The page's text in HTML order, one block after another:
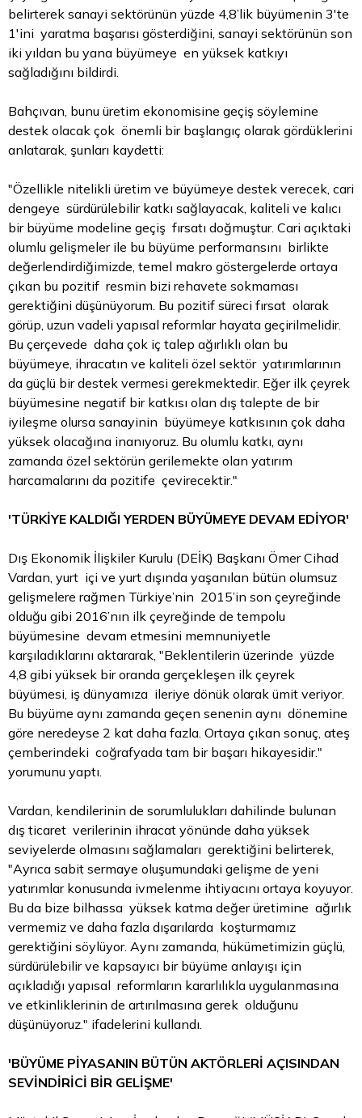
belirterek sanayi sektörünün yüzde 4,8’lik büyümenin 3'te
1'ini yaratma başarısı gösterdiğini, sanayi sektörünün son
iki yıldan bu yana büyümeye en yüksek katkıyı
sağladığını bildirdi.
Bahçıvan, bunu üretim ekonomisine geçiş söylemine
destek olacak çok önemli bir başlangıç olarak gördüklerini
anlatarak, şunları kaydetti:
"Özellikle nitelikli üretim ve büyümeye destek verecek, cari
dengeye sürdürülebilir katkı sağlayacak, kaliteli ve kalıcı
bir büyüme modeline geçiş fırsatı doğmuştur. Cari açıktaki
olumlu gelişmeler ile bu büyüme performansını birlikte
değerlendirdiğimizde, temel makro göstergelerde ortaya
çıkan bu pozitif resmin bizi rehavete sokmaması
gerektiğini düşünüyorum. Bu pozitif süreci fırsat olarak
görüp, uzun vadeli yapısal reformlar hayata geçirilmelidir.
Bu çerçevede daha çok iç talep ağırlıklı olan bu
büyümeye, ihracatın ve kaliteli özel sektör yatırımlarının
da güçlü bir destek vermesi gerekmektedir. Eğer ilk çeyrek
büyümesine negatif bir katkısı olan dış talepte de bir
iyileşme olursa sanayinin büyümeye katkısının çok daha
yüksek olacağına inanıyoruz. Bu olumlu katkı, aynı
zamanda özel sektörün gerilemekte olan yatırım
harcamalarını da pozitife çevirecektir."
'TÜRKİYE KALDIĞI YERDEN BÜYÜMEYE DEVAM EDİYOR'
Dış Ekonomik İlişkiler Kurulu (DEİK) Başkanı Ömer Cihad
Vardan, yurt içi ve yurt dışında yaşanılan bütün olumsuz
gelişmelere rağmen Türkiye’nin 2015’in son çeyreğinde
olduğu gibi 2016’nın ilk çeyreğinde de tempolu
büyümesine devam etmesini memnuniyetle
karşıladıklarını aktararak, "Beklentilerin üzerinde yüzde
4,8 gibi yüksek bir oranda gerçekleşen ilk çeyrek
büyümesi, iş dünyamıza ileriye dönük olarak ümit veriyor.
Bu büyüme aynı zamanda geçen senenin aynı dönemine
göre neredeyse 2 kat daha fazla. Ortaya çıkan sonuç, ateş
çemberindeki coğrafyada tam bir başarı hikayesidir."
yorumunu yaptı.
Vardan, kendilerinin de sorumlulukları dahilinde bulunan
dış ticaret verilerinin ihracat yönünde daha yüksek
seviyelerde olmasını sağlamaları gerektiğini belirterek,
"Ayrıca sabit sermaye oluşumundaki gelişme de yeni
yatırımlar konusunda ivmelenme ihtiyacını ortaya koyuyor.
Bu da bize bilhassa yüksek katma değer üretimine ağırlık
vermemiz ve daha fazla dışarılarda koşturmamız
gerektiğini söylüyor. Aynı zamanda, hükümetimizin güçlü,
sürdürülebilir ve kapsayıcı bir büyüme anlayışı için
açıkladığı yapısal reformların kararlılıkla uygulanmasına
ve etkinliklerinin de artırılmasına gerek olduğunu
düşünüyoruz." ifadelerini kullandı.
'BÜYÜME PİYASANIN BÜTÜN AKTÖRLERİ AÇISINDAN
SEVİNDİRİCİ BİR GELİŞME'